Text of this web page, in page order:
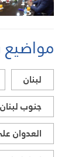
لبنان
جنوب لبنان
العدوان